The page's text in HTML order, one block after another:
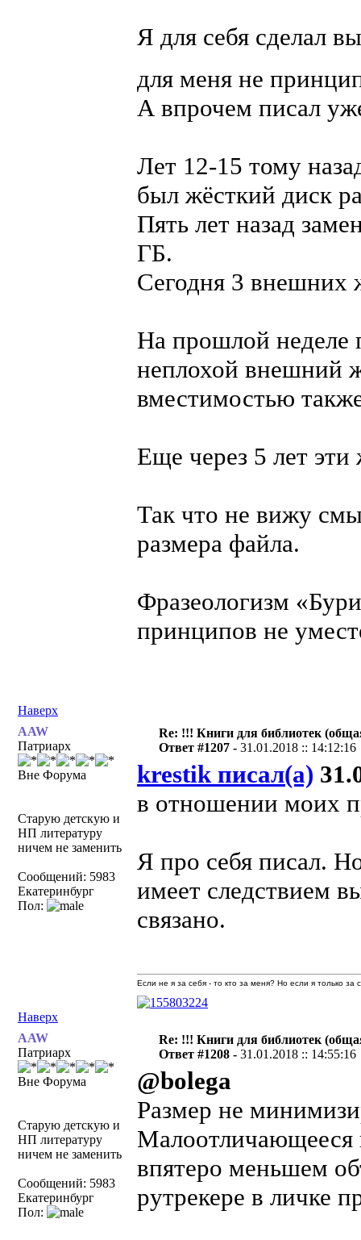
Я для себя сделал
для меня не
А впрочем писал
Лет 12-15 тому
был жёсткий диск
Пять лет назад
ГБ.
Сегодня 3 внешних
На прошлой неделе
неплохой внешний
вместимостью
Еще через 5 лет
Так что не вижу
размера файла.
Фразеологизм
принципов не
Наверх
AAW
Патриарх
Вне Форума
Старую детскую и
НП литературу
ничем не заменить
Сообщений: 5983
Екатеринбург
Пол:
Re: !!! Книги для библиотек
Ответ #1207 -31.01.2018 :: 14:12:16
krestik писал(а)
в отношении моих
Я про себя писал.
имеет следствием
связано.
Наверх
Если не я за себя - то кто за меня? Но если я только
AAW
Патриарх
Вне Форума
Старую детскую и
НП литературу
ничем не заменить
Сообщений: 5983
Екатеринбург
Пол:
Re: !!! Книги для библиотек
Ответ #1208 -31.01.2018 :: 14:55:16
@bolega
Размер не
Малоотличающееся
впятеро меньшем
рутрекере в личке